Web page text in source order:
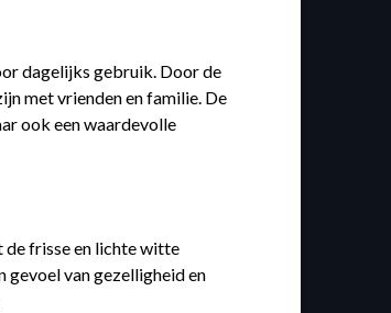
dagelijks gebruik. Door de
met vrienden en familie. De
ook een waardevolle
de frisse en lichte witte
van gezelligheid en